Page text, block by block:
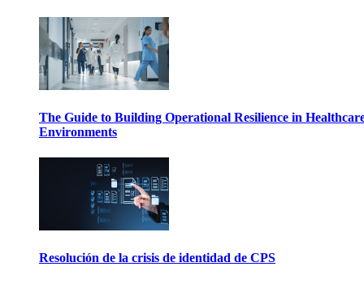
The Guide to Building Operational Resilience in
Environments
Resolución de la crisis de identidad de CPS